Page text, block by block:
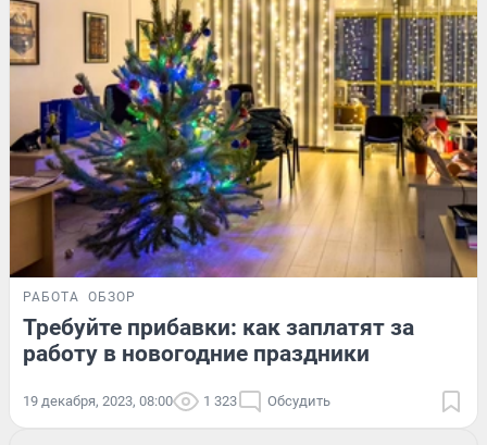
РАБОТА ОБЗОР
Требуйте прибавки: как заплатят за
работу в новогодние праздники
19 декабря, 2023, 08:00 1 323 Обсудить